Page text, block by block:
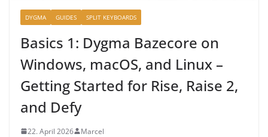
DYGMA GUIDES SPLIT KEYBOARDS
Basics 1: Dygma Bazecore on
Windows, macOS, and Linux –
Getting Started for Rise, Raise 2,
and Defy
22. April 2026 Marcel